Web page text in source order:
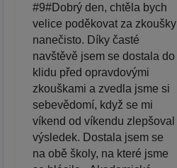
#9#Dobrý den, chtěla bych
velice poděkovat za zkoušky
nanečisto. Díky časté
navštěvě jsem se dostala do
klidu před opravdovými
zkouškami a zvedla jsme si
sebevědomí, když se mi
víkend od víkendu zlepšoval
výsledek. Dostala jsem se
na obě školy, na které jsme